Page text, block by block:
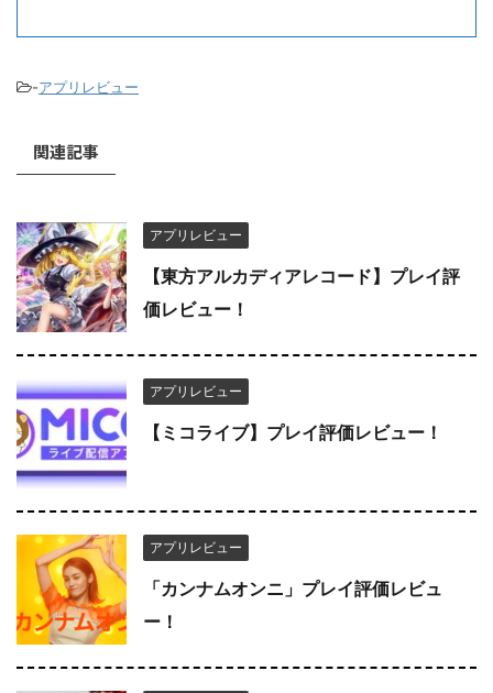
-アプリレビュー
関連記事
アプリレビュー
【東方アルカディアレコード】プレイ評
価レビュー！
アプリレビュー
【ミコライブ】プレイ評価レビュー！
アプリレビュー
「カンナムオンニ」プレイ評価レビュ
ー！